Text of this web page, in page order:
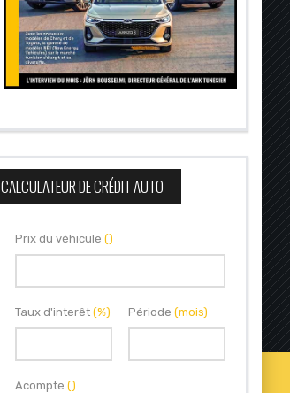
CALCULATEUR DE CRÉDIT AUTO
Prix du véhicule ()
Taux d'interêt (%) Période (mois)
Acompte ()